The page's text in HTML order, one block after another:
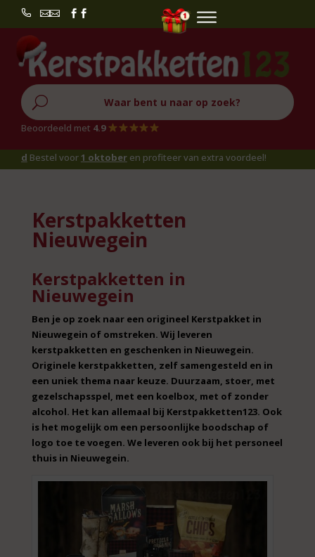
 
U
Beoordeeld met 4.9
Bestel voor1 oktoberen profiteer van extra voordeel!
Kerstpakketten
Nieuwegein
Kerstpakketten in
Nieuwegein
Ben je op zoek naar een origineel Kerstpakket in
Nieuwegein of omstreken. Wij leveren
kerstpakketten en geschenken in Nieuwegein.
Originele kerstpakketten, zelf samengesteld en in
een uniek thema naar keuze. Duurzaam, stoer, met
gezelschapsspel, met een koelbox, met of zonder
alcohol. Het kan allemaal bij Kerstpakketten123. Ook
is het mogelijk om een persoonlijke boodschap of
logo toe te voegen. We leveren ook bij het personeel
thuis in Nieuwegein.